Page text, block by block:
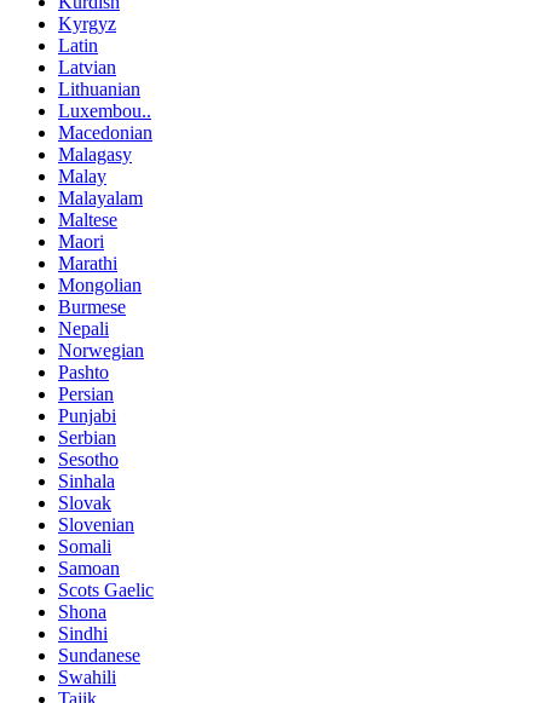
Kyrgyz
Latin
Latvian
Lithuanian
Luxembou..
Macedonian
Malagasy
Malay
Malayalam
Maltese
Maori
Marathi
Mongolian
Burmese
Nepali
Norwegian
Pashto
Persian
Punjabi
Serbian
Sesotho
Sinhala
Slovak
Slovenian
Somali
Samoan
Scots Gaelic
Shona
Sindhi
Sundanese
Swahili
Tajik